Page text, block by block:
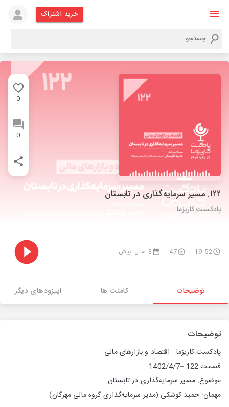
خرید اشتراک
0
0
۱۲۲. مسیر سرمایه‌گذاری در تابستان
پادکست کاریزما
19:52
47 3 سال پیش
توضیحات کامنت ها اپیزودهای دیگر
توضیحات
پادکست کاریزما - اقتصاد و بازارهای مالی
قسمت 122 –1402/4/7
موضوع: مسیر سرمایه‌گذاری در تابستان
مهمان: حمید کوشکی (مدیر سرمایه‌گذاری گروه مالی مهرگان)